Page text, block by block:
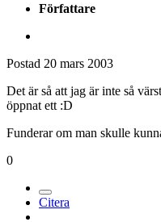
Författare
Postad 20 mars 2003
Det är så att jag är inte så
öppnat ett :D
Funderar om man skulle
0
Citera